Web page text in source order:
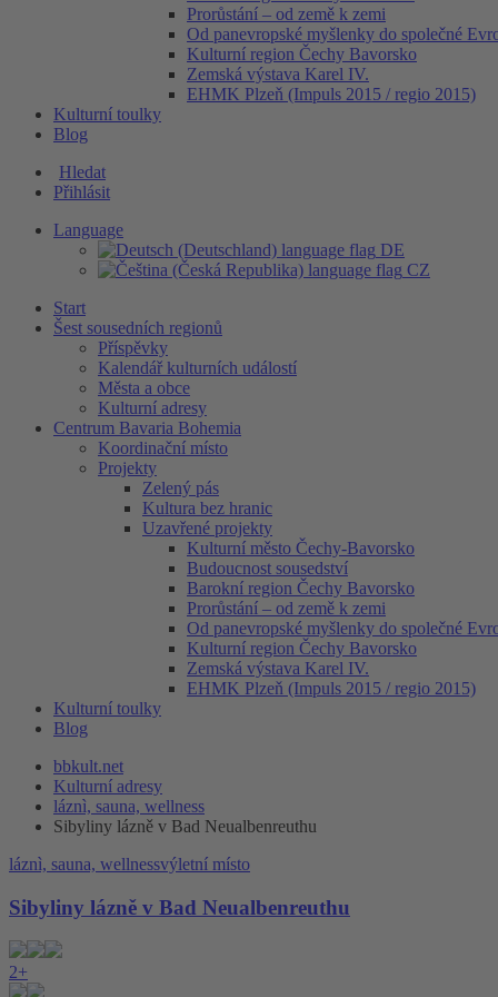
Prorůstání – od země k zemi
Od panevropské myšlenky do společné
Kulturní region Čechy Bavorsko
Zemská výstava Karel IV.
EHMK Plzeň (Impuls 2015 / regio 2015)
Kulturní toulky
Blog
Hledat
Přihlásit
Language
DE
CZ
Start
Šest sousedních regionů
Příspěvky
Kalendář kulturních událostí
Města a obce
Kulturní adresy
Centrum Bavaria Bohemia
Koordinační místo
Projekty
Zelený pás
Kultura bez hranic
Uzavřené projekty
Kulturní město Čechy-Bavorsko
Budoucnost sousedství
Barokní region Čechy Bavorsko
Prorůstání – od země k zemi
Od panevropské myšlenky do společné
Kulturní region Čechy Bavorsko
Zemská výstava Karel IV.
EHMK Plzeň (Impuls 2015 / regio 2015)
Kulturní toulky
Blog
bbkult.net
Kulturní adresy
láznì, sauna, wellness
Sibyliny lázně v Bad Neualbenreuthu
láznì, sauna, wellnessvýletní místo
Sibyliny lázně v Bad Neualbenreuthu
2+